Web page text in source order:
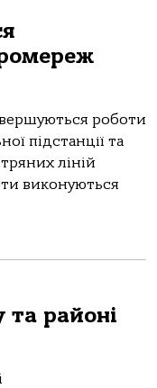
роботи
підстанції та
ліній
виконуються
та районі